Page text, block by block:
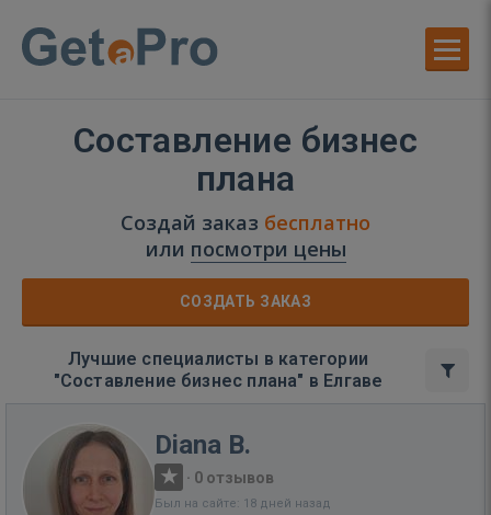
Составление бизнес
плана
Создай заказ бесплатно
или посмотри цены
СОЗДАТЬ ЗАКАЗ
Лучшие специалисты в категории
"Составление бизнес плана" в Елгаве
Diana B.
· 0 отзывов
Был на сайте: 18 дней назад